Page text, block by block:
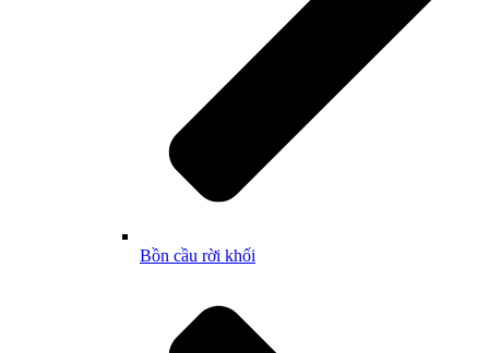
Bồn cầu rời khối